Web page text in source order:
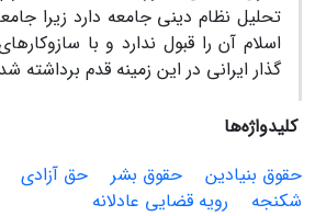
تحلیل نظام دینی جامعه دارد زیرا
اسلام آن را قبول ندارد و با
گذار ایرانی در این زمینه قدم برداشته
کلیدواژه‌ها
حقوق بنیادین
حقوق بشر حق آزادی
شکنجه
رویه قضایی عادلانه